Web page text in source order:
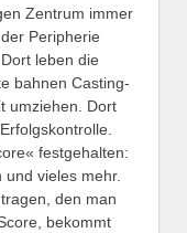
Zentrum immer
Peripherie
leben die
bahnen Casting-
umziehen. Dort
festgehalten:
vieles mehr.
den man
bekommt